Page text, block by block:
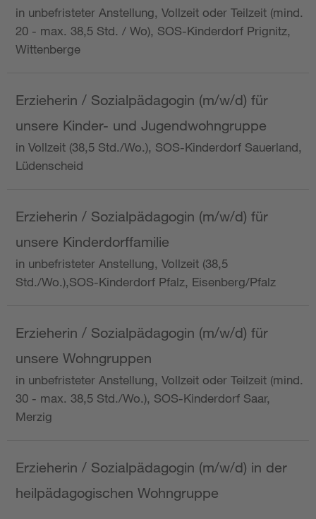
in unbefristeter Anstellung, Vollzeit oder Teilzeit (mind.
20 - max. 38,5 Std. / Wo), SOS-Kinderdorf Prignitz,
Wittenberge
Erzieherin / Sozialpädagogin (m/w/d) für
unsere Kinder- und Jugendwohngruppe
in Vollzeit (38,5 Std./Wo.), SOS-Kinderdorf Sauerland,
Lüdenscheid
Erzieherin / Sozialpädagogin (m/w/d) für
unsere Kinderdorffamilie
in unbefristeter Anstellung, Vollzeit (38,5
Std./Wo.),SOS-Kinderdorf Pfalz, Eisenberg/Pfalz
Erzieherin / Sozialpädagogin (m/w/d) für
unsere Wohngruppen
in unbefristeter Anstellung, Vollzeit oder Teilzeit (mind.
30 - max. 38,5 Std./Wo.), SOS-Kinderdorf Saar,
Merzig
Erzieherin / Sozialpädagogin (m/w/d) in der
heilpädagogischen Wohngruppe